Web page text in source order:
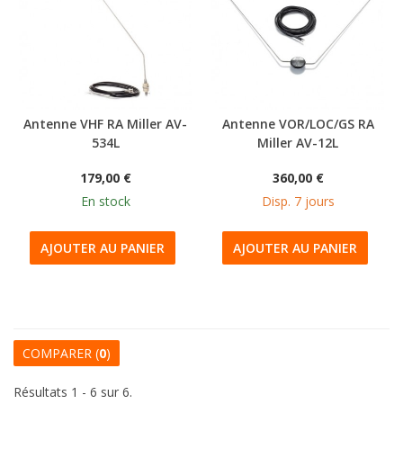
Antenne VHF RA Miller AV-
534L
179,00 €
En stock
AJOUTER AU PANIER
Antenne VOR/LOC/GS RA
Miller AV-12L
360,00 €
Disp. 7 jours
AJOUTER AU PANIER
COMPARER (0)
Résultats 1 - 6 sur 6.